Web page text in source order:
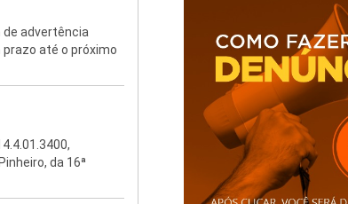
de advertência
até o próximo
da 16ª